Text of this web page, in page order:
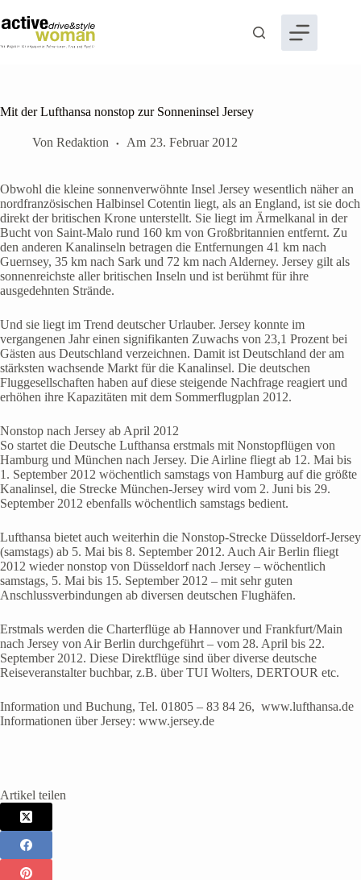
Inhalt
springen
Mit der Lufthansa nonstop zur Sonneninsel Jersey
Von Redaktion Am 23. Februar 2012
Obwohl die kleine sonnenverwöhnte Insel Jersey wesentlich näher an
nordfranzösischen Halbinsel Cotentin liegt, als an England, ist sie doch
direkt der britischen Krone unterstellt. Sie liegt im Ärmelkanal in der
Bucht von Saint-Malo rund 160 km von Großbritannien entfernt. Zu
den anderen Kanalinseln betragen die Entfernungen 41 km nach
Guernsey, 35 km nach Sark und 72 km nach Alderney. Jersey gilt als
sonnenreichste aller britischen Inseln und ist berühmt für ihre
ausgedehnten Strände.
Und sie liegt im Trend deutscher Urlauber. Jersey konnte im
vergangenen Jahr einen signifikanten Zuwachs von 23,1 Prozent bei
Gästen aus Deutschland verzeichnen. Damit ist Deutschland der am
stärksten wachsende Markt für die Kanalinsel. Die deutschen
Fluggesellschaften haben auf diese steigende Nachfrage reagiert und
erhöhen ihre Kapazitäten mit dem Sommerflugplan 2012.
Nonstop nach Jersey ab April 2012
So startet die Deutsche Lufthansa erstmals mit Nonstopflügen von
Hamburg und München nach Jersey. Die Airline fliegt ab 12. Mai bis
1. September 2012 wöchentlich samstags von Hamburg auf die größte
Kanalinsel, die Strecke München-Jersey wird vom 2. Juni bis 29.
September 2012 ebenfalls wöchentlich samstags bedient.
Lufthansa bietet auch weiterhin die Nonstop-Strecke Düsseldorf-Jersey
(samstags) ab 5. Mai bis 8. September 2012. Auch Air Berlin fliegt
2012 wieder nonstop von Düsseldorf nach Jersey – wöchentlich
samstags, 5. Mai bis 15. September 2012 – mit sehr guten
Anschlussverbindungen ab diversen deutschen Flughäfen.
Erstmals werden die Charterflüge ab Hannover und Frankfurt/Main
nach Jersey von Air Berlin durchgeführt – vom 28. April bis 22.
September 2012. Diese Direktflüge sind über diverse deutsche
Reiseveranstalter buchbar, z.B. über TUI Wolters, DERTOUR etc.
Information und Buchung, Tel. 01805 – 83 84 26, www.lufthansa.de
Informationen über Jersey: www.jersey.de
Artikel teilen